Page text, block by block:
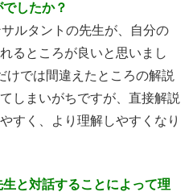
したか？
ルタントの先生が、自分の
るところが良いと思いまし
けでは間違えたところの解説
しまいがちですが、直接解説
すく、より理解しやすくなり
と対話することによって理